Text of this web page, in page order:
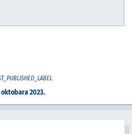
oktobara 2023.